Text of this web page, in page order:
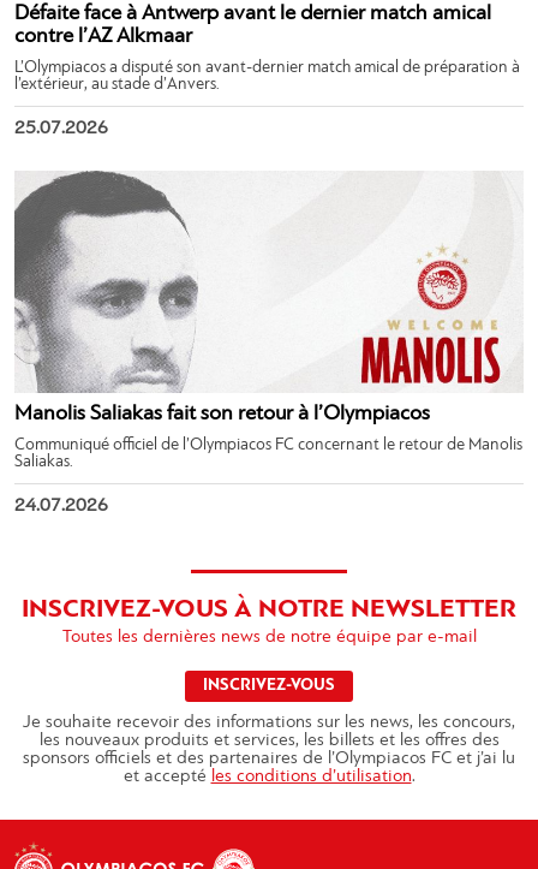
Défaite face à Antwerp avant le dernier match amical
contre l’AZ Alkmaar
L’Olympiacos a disputé son avant-dernier match amical de préparation à
l’extérieur, au stade d’Anvers.
25.07.2026
Manolis Saliakas fait son retour à l’Olympiacos
Communiqué officiel de l’Olympiacos FC concernant le retour de Manolis
Saliakas.
24.07.2026
INSCRIVEZ-VOUS À NOTRE NEWSLETTER
Toutes les dernières news de notre équipe par e-mail
INSCRIVEZ-VOUS
Je souhaite recevoir des informations sur les news, les concours,
les nouveaux produits et services, les billets et les offres des
sponsors officiels et des partenaires de l’Olympiacos FC et j’ai lu
et accepté les conditions d’utilisation.